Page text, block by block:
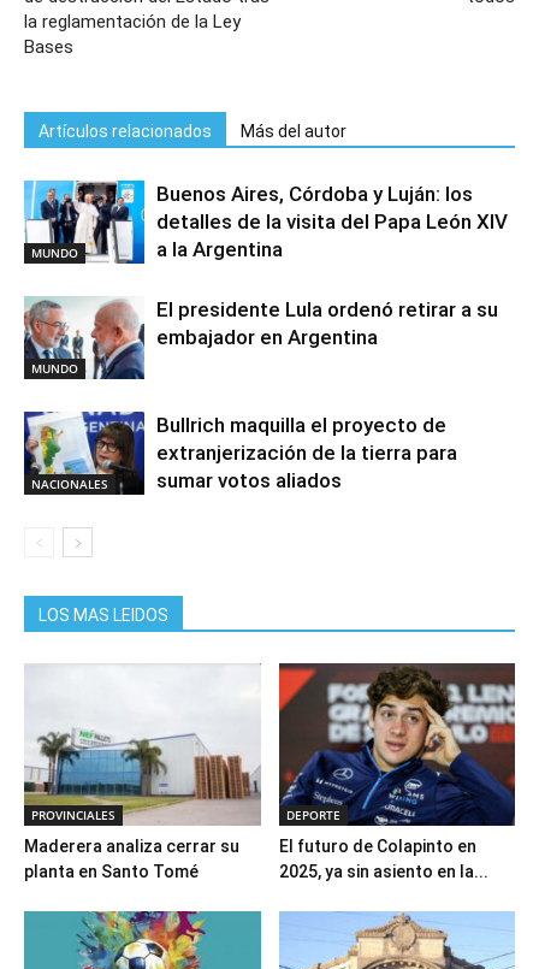
la reglamentación de la Ley
Bases
Artículos relacionados Más del autor
MUNDO
Buenos Aires, Córdoba y Luján: los
detalles de la visita del Papa León XIV
a la Argentina
MUNDO
El presidente Lula ordenó retirar a su
embajador en Argentina
NACIONALES
Bullrich maquilla el proyecto de
extranjerización de la tierra para
sumar votos aliados
LOS MAS LEIDOS
PROVINCIALES
Maderera analiza cerrar su
planta en Santo Tomé
DEPORTE
El futuro de Colapinto en
2025, ya sin asiento en la...